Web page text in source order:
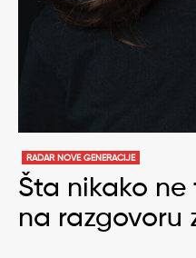
RADAR NOVE GENERACIJE
Šta nikako
na razgovoru